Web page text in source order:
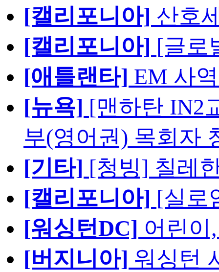
[캘리포니아] 산호
[캘리포니아] [글로
[애틀랜타] EM 사
[뉴욕] [맨하탄 IN2
부(영어권) 목회자
[기타] [청빙] 칠레
[캘리포니아] [실로
[워싱턴DC] 어린이
[버지니아] 워싱턴